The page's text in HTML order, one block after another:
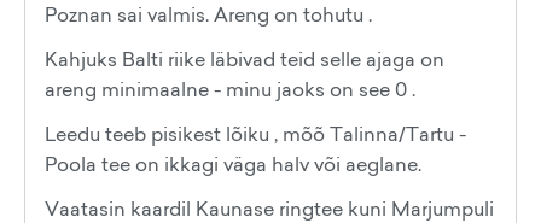
Poznan sai valmis. Areng on tohutu .
Kahjuks Balti riike läbivad teid selle ajaga on
areng minimaalne - minu jaoks on see 0 .
Leedu teeb pisikest lõiku , mõõ Talinna/Tartu -
Poola tee on ikkagi väga halv või aeglane.
Vaatasin kaardil Kaunase ringtee kuni Marjumpuli